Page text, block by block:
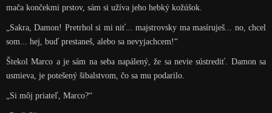
mača končekmi prstov, sám si užíva jeho hebký kožúšok.
„Sakra, Damon! Pretrhol si mi niť... majstrovsky ma masíruješ... no, chcel
som... hej, buď prestaneš, alebo sa nevyjachcem!“
Štekol Marco a je sám na seba napálený, že sa nevie sústrediť. Damon sa
usmieva, je potešený šibalstvom, čo sa mu podarilo.
„Si môj priateľ, Marco?“